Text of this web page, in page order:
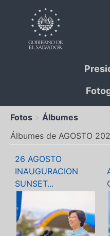
Fotos
Álbumes
Álbumes de AGOSTO
26 AGOSTO
INAUGURACION
SUNSET...